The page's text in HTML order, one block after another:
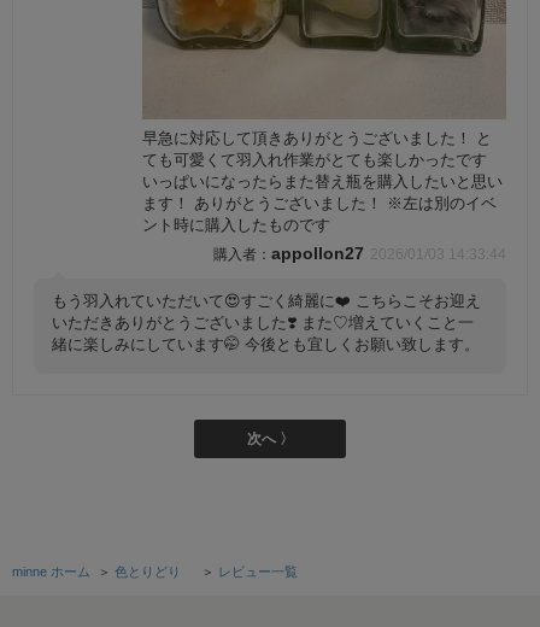
早急に対応して頂きありがとうございました！ と
ても可愛くて羽入れ作業がとても楽しかったです
いっぱいになったらまた替え瓶を購入したいと思い
ます！ ありがとうございました！ ※左は別のイベ
ント時に購入したものです
appollon27 2026/01/03 14:33:44
もう羽入れていただいて😍すごく綺麗に❤️ こちらこそお迎え
いただきありがとうございました❣️ また♡増えていくこと一
緒に楽しみにしています🤭 今後とも宜しくお願い致します。
次へ 〉
minne ホーム ＞ 色とりどり ＞ レビュー一覧